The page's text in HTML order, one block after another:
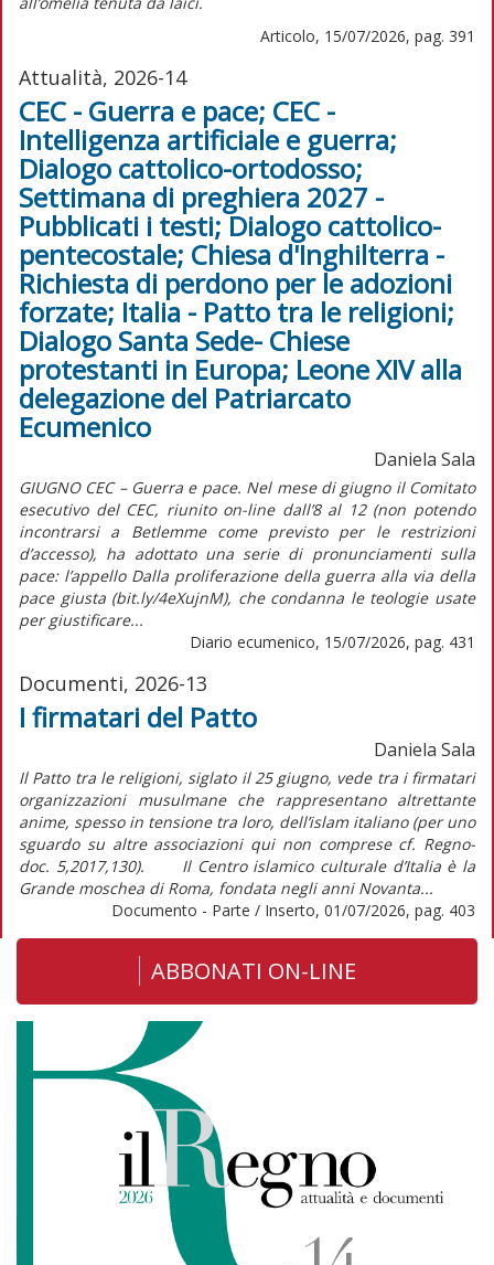
Articolo, 15/07/2026, pag. 391
Attualità, 2026-14
CEC - Guerra e pace; CEC -
Intelligenza artificiale e guerra;
Dialogo cattolico-ortodosso;
Settimana di preghiera 2027 -
Pubblicati i testi; Dialogo cattolico-
pentecostale; Chiesa d'Inghilterra -
Richiesta di perdono per le adozioni
forzate; Italia - Patto tra le religioni;
Dialogo Santa Sede- Chiese
protestanti in Europa; Leone XIV alla
delegazione del Patriarcato
Ecumenico
Daniela Sala
GIUGNO CEC – Guerra e pace. Nel mese di giugno il Comitato
esecutivo del CEC, riunito on-line dall’8 al 12 (non potendo
incontrarsi a Betlemme come previsto per le restrizioni
d’accesso), ha adottato una serie di pronunciamenti sulla
pace: l’appello Dalla proliferazione della guerra alla via della
pace giusta (bit.ly/4eXujnM), che condanna le teologie usate
per giustificare...
Diario ecumenico, 15/07/2026, pag. 431
Documenti, 2026-13
I firmatari del Patto
Daniela Sala
Il Patto tra le religioni, siglato il 25 giugno, vede tra i firmatari
organizzazioni musulmane che rappresentano altrettante
anime, spesso in tensione tra loro, dell’islam italiano (per uno
sguardo su altre associazioni qui non comprese cf. Regno-
doc. 5,2017,130). Il Centro islamico culturale d’Italia è la
Grande moschea di Roma, fondata negli anni Novanta...
Documento - Parte / Inserto, 01/07/2026, pag. 403
ABBONATI ON-LINE